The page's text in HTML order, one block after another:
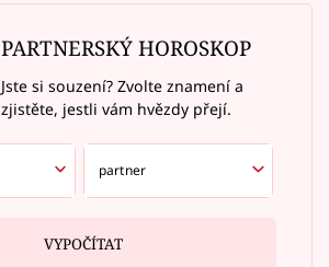
PARTNERSKÝ HOROSKOP
Jste si souzení? Zvolte znamení a
zjistěte, jestli vám hvězdy přejí.
VYPOČÍTAT